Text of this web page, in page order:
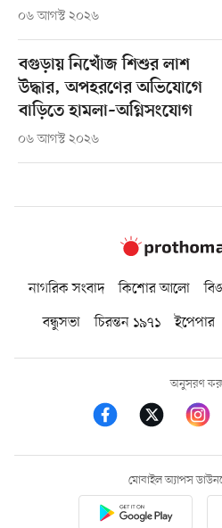
০৬ আগস্ট ২০২৬
বগুড়ায় নিখোঁজ শিশুর লাশ
উদ্ধার, অপহরণের অভিযোগে
বাড়িতে হামলা–অগ্নিসংযোগ
০৬ আগস্ট ২০২৬
নাগরিক সংবাদ কিশোর আলো
বন্ধুসভা
চিরন্তন ১৯৭১ ইপেপার
অনুসরণ
মোবাইল অ্যাপস